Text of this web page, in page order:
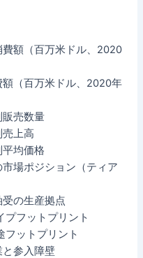
費額（百万米ドル、2020
額（百万米ドル、2020年
販売数量
売上高
平均価格
場ポジション（ティア
受の生産拠点
プフットプリント
フットプリント
と参入障壁